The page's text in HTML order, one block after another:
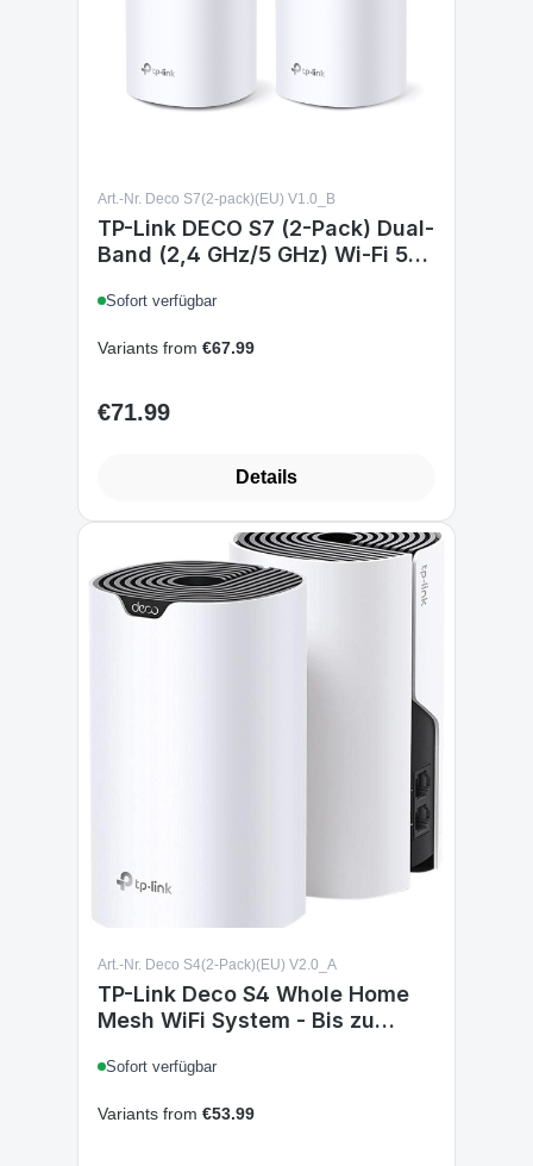
Art.-Nr. Deco S7(2-pack)(EU) V1.0_B
TP-Link DECO S7 (2-Pack) Dual-
Band (2,4 GHz/5 GHz) Wi-Fi 5
Sofort verfügbar
Variants from €67.99
Regular price:
€71.99
Details
Art.-Nr. Deco S4(2-Pack)(EU) V2.0_A
TP-Link Deco S4 Whole Home
Mesh WiFi System - Bis zu
AC1900 WiFi Router und
Kindersicherung, 2er-Pack
Sofort verfügbar
Variants from €53.99